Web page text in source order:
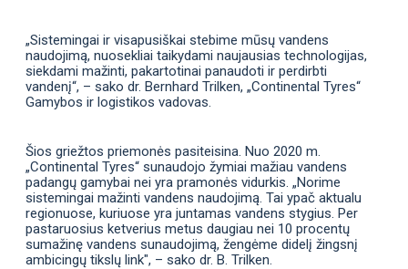
„Sistemingai ir visapusiškai stebime mūsų vandens
naudojimą, nuosekliai taikydami naujausias technologijas,
siekdami mažinti, pakartotinai panaudoti ir perdirbti
vandenį“, – sako dr. Bernhard Trilken, „Continental Tyres“
Gamybos ir logistikos vadovas.
Šios griežtos priemonės pasiteisina. Nuo 2020 m.
„Continental Tyres“ sunaudojo žymiai mažiau vandens
padangų gamybai nei yra pramonės vidurkis. „Norime
sistemingai mažinti vandens naudojimą. Tai ypač aktualu
regionuose, kuriuose yra juntamas vandens stygius. Per
pastaruosius ketverius metus daugiau nei 10 procentų
sumažinę vandens sunaudojimą, žengėme didelį žingsnį
ambicingų tikslų link", – sako dr. B. Trilken.